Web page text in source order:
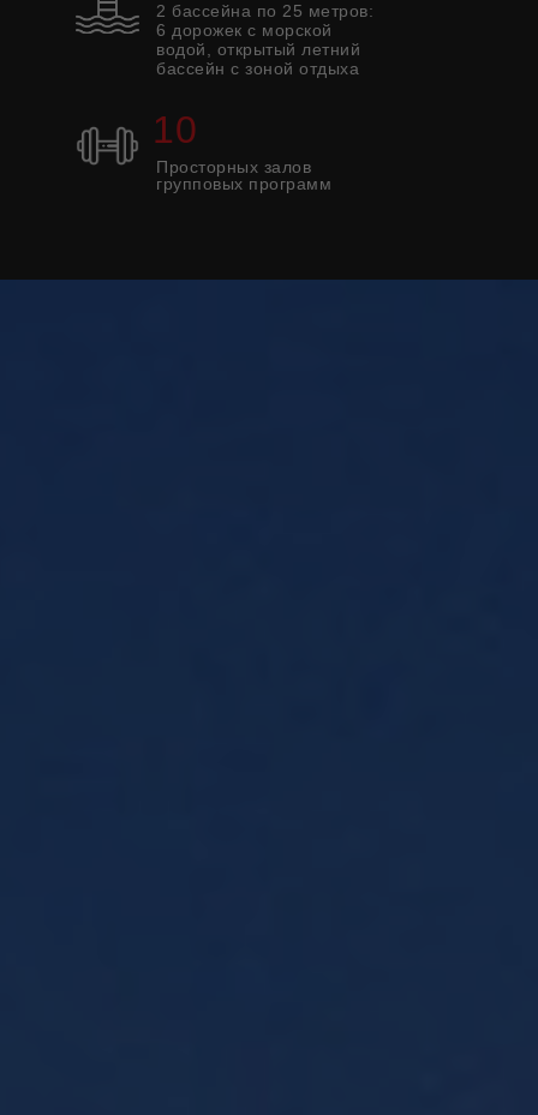
2 бассейна по 25 метров:
6 дорожек с морской
водой, открытый летний
бассейн с зоной отдыха
10
Просторных залов
групповых программ